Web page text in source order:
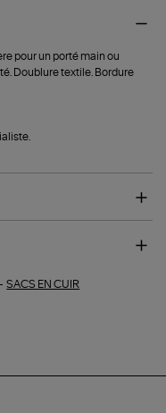
pour un porté main ou
Doublure textile. Bordure
-SACS EN CUIR